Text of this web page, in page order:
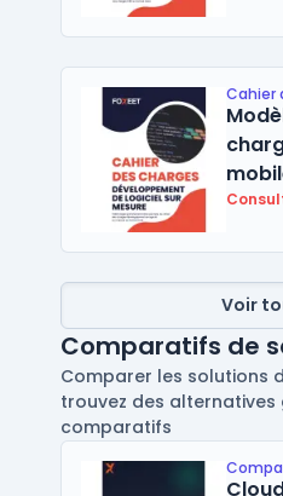
Cahier
Voir
Comparatifs de
Comparer les solutions
trouvez des alternatives
comparatifs